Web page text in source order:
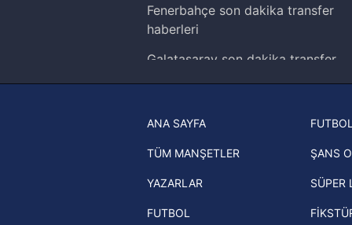
mevzuata uygun olarak
Fenerbahçe son dakika transfer
haberleri
Galatasaray son dakika transfer
haberleri
Trendyol Süper Lig haberleri
Ziraat Türkiye Kupası haberleri
UEFA Şampiyonlar Ligi haberleri
ANA SAYFA
TÜM MANŞETLER
YAZARLAR
FUTBOL
ŞANS
SÜPER